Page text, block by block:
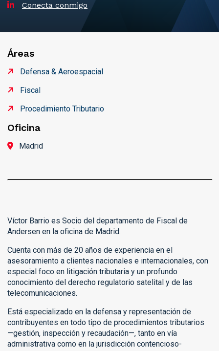
Conecta conmigo
Áreas
Defensa & Aeroespacial
Fiscal
Procedimiento Tributario
Oficina
Madrid
Víctor Barrio es Socio del departamento de Fiscal de
Andersen en la oficina de Madrid.
Cuenta con más de 20 años de experiencia en el
asesoramiento a clientes nacionales e internacionales, con
especial foco en litigación tributaria y un profundo
conocimiento del derecho regulatorio satelital y de las
telecomunicaciones.
Está especializado en la defensa y representación de
contribuyentes en todo tipo de procedimientos tributarios
—gestión, inspección y recaudación—, tanto en vía
administrativa como en la jurisdicción contencioso-